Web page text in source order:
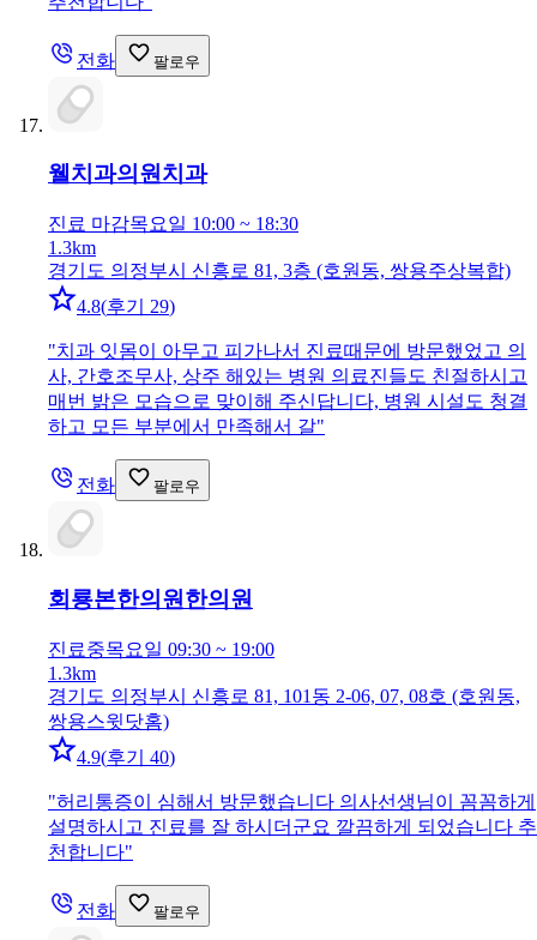
전화 팔로우
웰치과의원치과
진료 마감목요일 10:00 ~ 18:30
1.3km
경기도 의정부시 신흥로 81, 3층 (호원동, 쌍용주상복합)
4.8(후기 29)
"치과 잇몸이 아무고 피가나서 진료때문에 방문했었고 의
사, 간호조무사, 상주 해있는 병원 의료진들도 친절하시고
매번 밝은 모습으로 맞이해 주신답니다, 병원 시설도 청결
하고 모든 부분에서 만족해서 갈"
전화 팔로우
회룡본한의원 한의원
진료중목요일 09:30 ~ 19:00
1.3km
경기도 의정부시 신흥로 81, 101동 2-06, 07, 08호 (호원동,
쌍용스윗닷홈)
4.9(후기 40)
"허리통증이 심해서 방문했습니다 의사선생님이 꼼꼼하게
설명하시고 진료를 잘 하시더군요 깔끔하게 되었습니다 추
천합니다"
전화 팔로우